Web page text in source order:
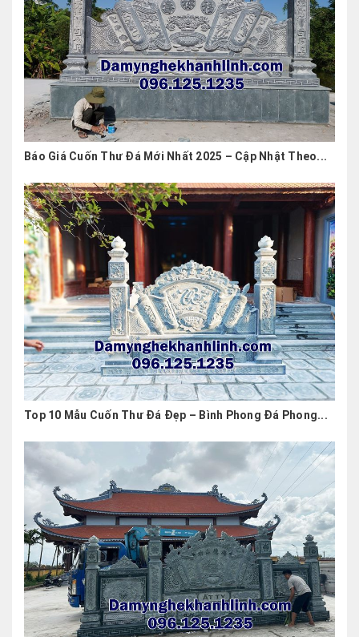
Báo Giá Cuốn Thư Đá Mới Nhất 2025 – Cập Nhật Theo...
Top 10 Mẫu Cuốn Thư Đá Đẹp – Bình Phong Đá Phong...